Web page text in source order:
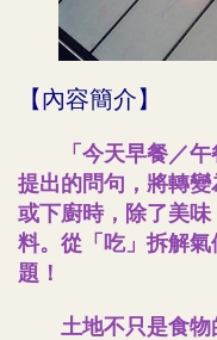
【內容簡介】
「今天早餐／午
提出的問句，將轉
或下廚時，除了美
料。從「吃」拆解
題！
土地不只是食物